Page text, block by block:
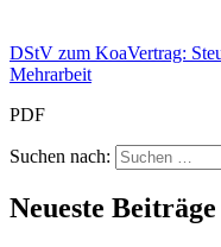
DStV zum KoaVertrag:
Mehrarbeit
PDF
Suchen nach:
Neueste Beiträge